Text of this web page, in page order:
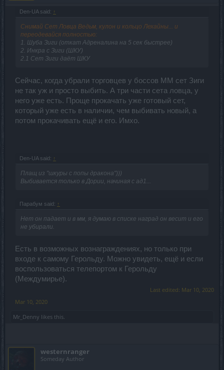
Den-UA said: ↑
Снимай Сет Ловца Ведьм, кулон и кольцо Лехайны... и
переодевайся полностью:
1. Шуба Зиги (откат Адреналина на 5 сек быстрее)
2. Инкра с Зиги (ШКУ)
2.1 Сет Зиги даёт ШКУ
Сейчас, когда убрали торговцев у боссов ММ сет Зиги
не так уж и просто выбить. А три части сета ловца, у
него уже есть. Проще прокачать уже готовый сет,
который уже есть в наличии, чем выбивать новый, а
потом прокачивать ещё и его. Имхо.
Den-UA said: ↑
Плащ из "шкуры с попы дракона")))
Выбивается только в Дории, начиная с ад1...
Парабум said: ↑
Нет он падает и в мм, я думаю в списке наград он весит и его
не убирали.
Есть в возможных вознаграждениях, но только при
входе к самому Герольду. Можно увидеть, ещё и если
воспользоваться телепортом к Герольду
(Междумирье).
Last edited: Mar 10, 2020
Mar 10, 2020
Mr_Denny likes this.
westernranger
Someday Author